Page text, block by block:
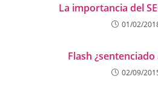
La importancia del
01/02/
Flash
02/09/